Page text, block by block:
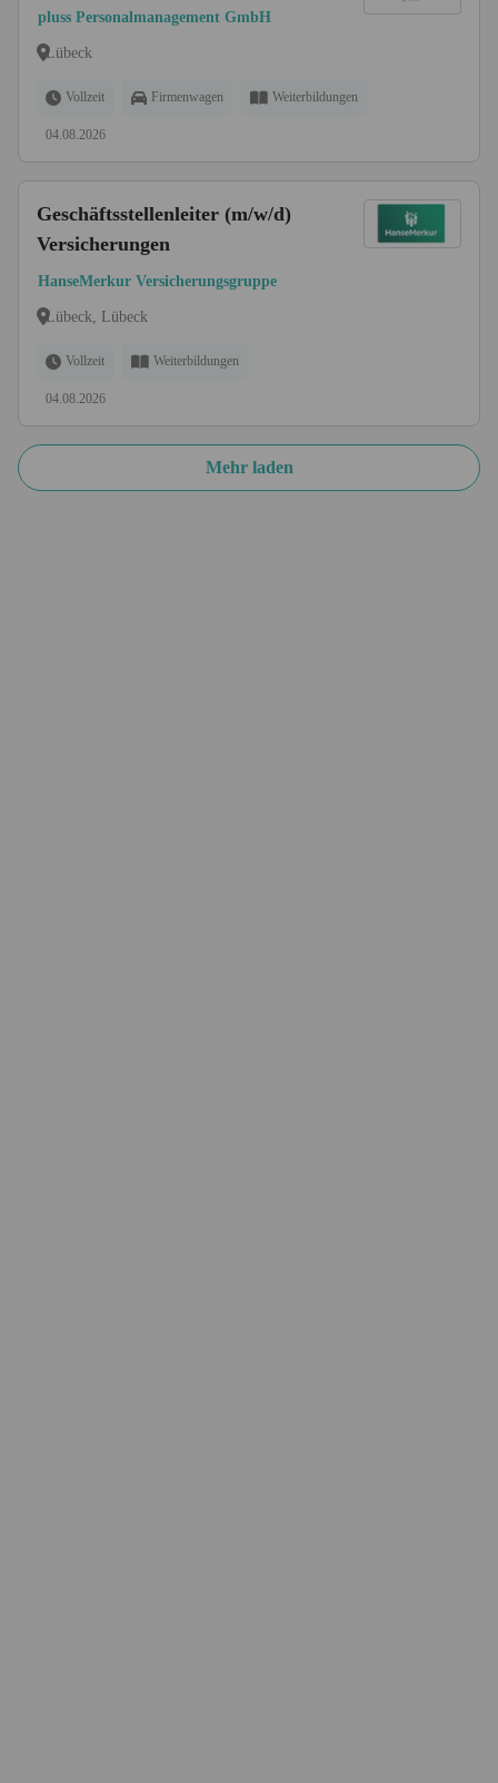
pluss Personalmanagement GmbH
Lübeck
Vollzeit Firmenwagen Weiterbildungen
04.08.2026
Geschäftsstellenleiter (m/w/d)
Versicherungen
HanseMerkur Versicherungsgruppe
Lübeck, Lübeck
Vollzeit Weiterbildungen
04.08.2026
Mehr laden